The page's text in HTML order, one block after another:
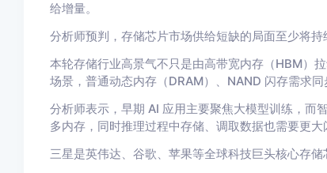
给增量。
分析师预判，存储芯片市场供给短缺的局面至少将持
本轮存储行业高景气不只是由高带宽内存（HBM）
场景，普通动态内存（DRAM）、NAND 闪存需求同
分析师表示，早期 AI 应用主要聚焦大模型训练，而
多内存，同时推理过程中存储、调取数据也需要更大
三星是英伟达、谷歌、苹果等全球科技巨头核心存储